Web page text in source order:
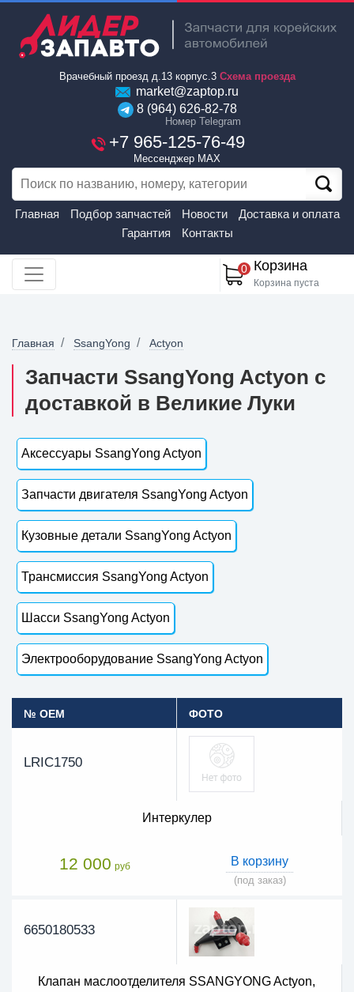
Врачебный проезд д.13 корпус.3 Схема проезда
market@zaptop.ru
8 (964) 626-82-78
Номер Telegram
+7 965-125-76-49
Мессенджер MAX
Главная Подбор запчастей Новости
Доставка и оплата
Гарантия
Контакты
0 Корзина
Корзина пуста
Главная SsangYong Actyon
Запчасти SsangYong Actyon с
доставкой в Великие Луки
Аксессуары SsangYong Actyon
Запчасти двигателя SsangYong Actyon
Кузовные детали SsangYong Actyon
Трансмиссия SsangYong Actyon
Шасси SsangYong Actyon
Электрооборудование SsangYong Actyon
№ OEM ФОТО
LRIC1750
Интеркулер
12 000 руб В корзину
(под заказ)
6650180533
Клапан маслоотделителя SSANGYONG Actyon,